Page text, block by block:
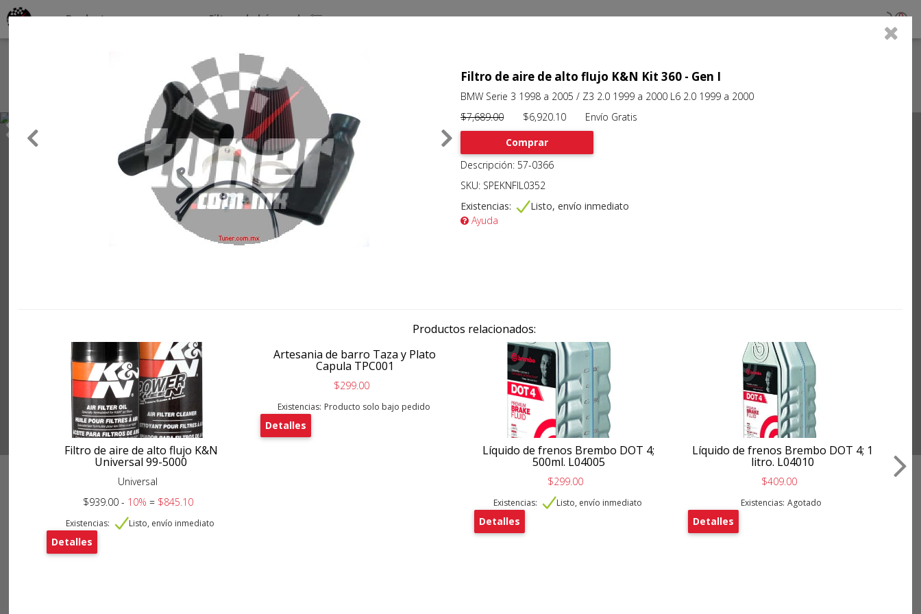
Clients
Productos por marcas Filtros de búsqueda 0
Filtro de aire de alto flujo K&N Kit 360 - Gen I
BMW Serie 3 1998 a 2005 / Z3 2.0 1999 a 2000 L6 2.0 1999 a 2000
$7,689.00$6,920.10 Envío Gratis
Comprar
Descripción: 57-0366
SKU: SPEKNFIL0352
Existencias:
Listo, envío inmediato
Ayuda
Productos relacionados:
Filtro de aire de alto flujo K&N
Universal 99-5000
Universal
$939.00 - 10% = $845.10
Existencias: Listo, envío inmediato
Detalles
Artesania de barro Taza y Plato
Capula TPC001
$299.00
Existencias: Producto solo bajo pedido
Detalles
Líquido de frenos Brembo DOT 4;
500ml. L04005
$299.00
Existencias: Listo, envío inmediato
Detalles
Líquido de frenos Brembo DOT 4; 1
litro. L04010
$409.00
Existencias: Agotado
Detalles